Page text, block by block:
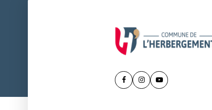
Lien Lien Lien